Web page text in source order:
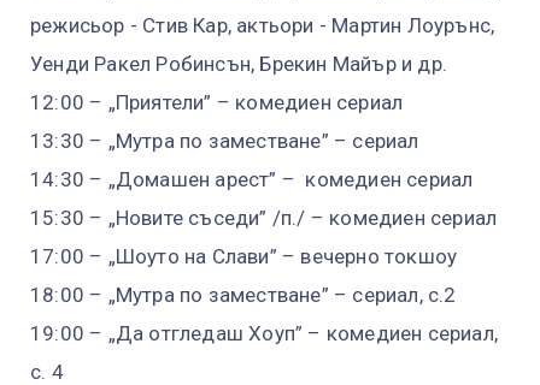
режисьор - Стив Кар, актьори - Мартин Лоурънс,
Уенди Ракел Робинсън, Брекин Майър и др.
12:00 – „Приятели” – комедиен сериал
13:30 – „Мутра по заместване” – сериал
14:30 – „Домашен арест” – комедиен сериал
15:30 – „Новите съседи” /п./ – комедиен сериал
17:00 – „Шоуто на Слави” – вечерно токшоу
18:00 – „Мутра по заместване” – сериал, с.2
19:00 – „Да отгледаш Хоуп” – комедиен сериал,
с. 4